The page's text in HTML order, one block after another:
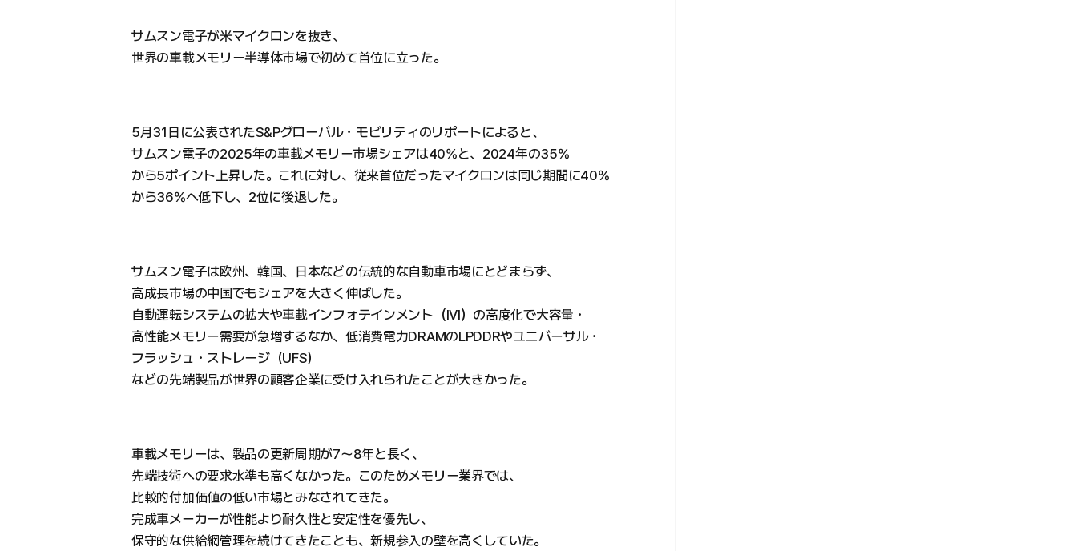
サムスン電子が米マイクロンを抜き、
世界の車載メモリー半導体市場で初めて首位に立った。
5月31日に公表されたS&Pグローバル・モビリティのリポートによると、
サムスン電子の2025年の車載メモリー市場シェアは40%と、2024年の35%
から5ポイント上昇した。これに対し、従来首位だったマイクロンは同じ期間に40%
から36%へ低下し、2位に後退した。
サムスン電子は欧州、韓国、日本などの伝統的な自動車市場にとどまらず、
高成長市場の中国でもシェアを大きく伸ばした。
自動運転システムの拡大や車載インフォテインメント（IVI）の高度化で大容量・
高性能メモリー需要が急増するなか、低消費電力DRAMのLPDDRやユニバーサル・
フラッシュ・ストレージ（UFS）
などの先端製品が世界の顧客企業に受け入れられたことが大きかった。
車載メモリーは、製品の更新周期が7〜8年と長く、
先端技術への要求水準も高くなかった。このためメモリー業界では、
比較的付加価値の低い市場とみなされてきた。
完成車メーカーが性能より耐久性と安定性を優先し、
保守的な供給網管理を続けてきたことも、新規参入の壁を高くしていた。